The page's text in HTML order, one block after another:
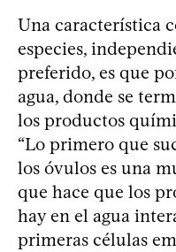
Una característica
especies,
preferido, es que
agua, donde se
los productos
“Lo primero que
los óvulos es una
que hace que los
hay en el agua
primeras células